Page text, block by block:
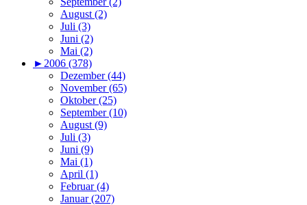
August (2)
Juli (3)
Juni (2)
Mai (2)
► 2006 (378)
Dezember (44)
November (65)
Oktober (25)
September (10)
August (9)
Juli (3)
Juni (9)
Mai (1)
April (1)
Februar (4)
Januar (207)